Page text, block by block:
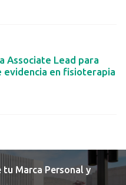
Associate Lead para
evidencia en fisioterapia
tu Marca Personal y